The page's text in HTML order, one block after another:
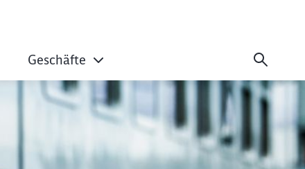
Streik und
Geschäfte